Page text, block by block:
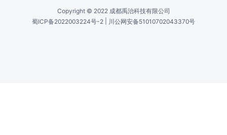
Copyright © 2022 成都禹治科技有限公司
蜀ICP备2022003224号-2
川公网安备51010702043370号